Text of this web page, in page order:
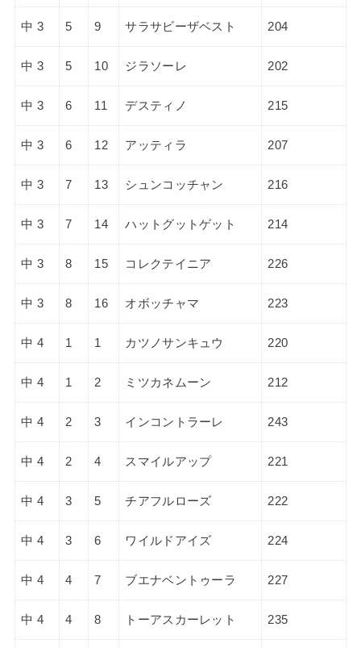
中 3 5 9 サラサビーザベスト 204
中 3 5 10 ジラソーレ 202
中 3 6 11 デスティノ 215
中 3 6 12 アッティラ 207
中 3 7 13 シュンコッチャン 216
中 3 7 14 ハットグットゲット 214
中 3 8 15 コレクテイニア 226
中 3 8 16 オボッチャマ 223
中 4 1 1 カツノサンキュウ 220
中 4 1 2 ミツカネムーン 212
中 4 2 3 インコントラーレ 243
中 4 2 4 スマイルアップ 221
中 4 3 5 チアフルローズ 222
中 4 3 6 ワイルドアイズ 224
中 4 4 7 ブエナベントゥーラ 227
中 4 4 8 トーアスカーレット 235